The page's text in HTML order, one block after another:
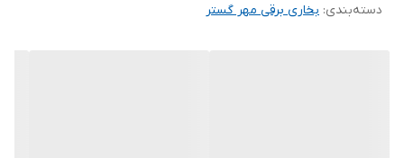
دسته‌بندی: بخاری برقی مهر گستر